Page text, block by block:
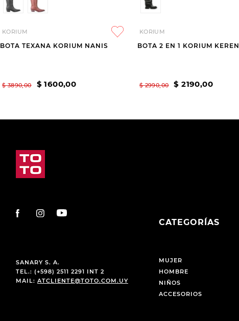
KORIUM
BOTA TEXANA KORIUM NANIS
$ 3890,00 $ 1600,00
KORIUM
BOTA 2 EN 1 KORIUM KEREN
$ 2990,00 $ 2190,00
SANARY S. A.
TEL.: (+598) 2511 2291 INT 2
MAIL: ATCLIENTE@TOTO.COM.UY
CATEGORÍAS
MUJER
HOMBRE
NIÑOS
ACCESORIOS